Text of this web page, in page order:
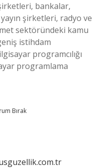
bankalar,
şirketleri, radyo ve
sektöründeki kamu
istihdam
programcılığı
programlama
Bırak